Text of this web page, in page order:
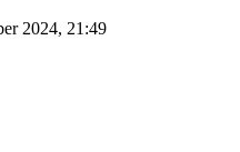
2024, 21:49